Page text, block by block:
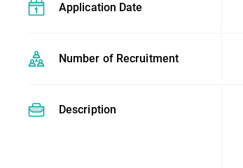
Application Date
Number of Recruitment
Description